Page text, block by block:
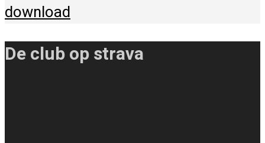
download
De club op strava